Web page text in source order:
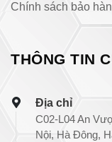
Chính sách bảo
THÔNG TIN
Địa chỉ
C02-L04 An
Nội, Hà Đông,